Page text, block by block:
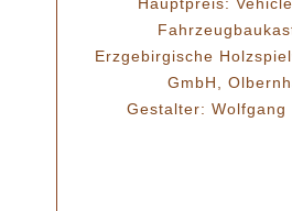
Erzgebirgische
GmbH,
Gestalter: Wolfgang